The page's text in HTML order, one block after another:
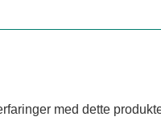
med dette